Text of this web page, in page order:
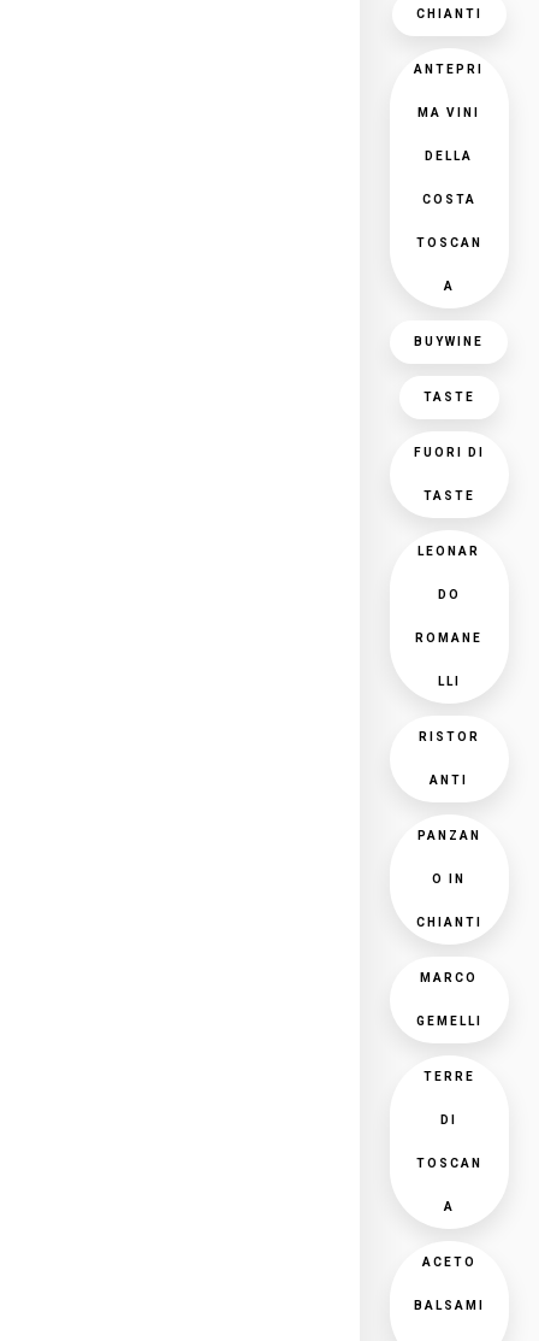
CHIANTI
ANTEPRI
MA VINI
DELLA
COSTA
TOSCAN
A
BUYWINE
TASTE
FUORI DI
TASTE
LEONAR
DO
ROMANE
LLI
RISTOR
ANTI
PANZAN
O IN
CHIANTI
MARCO
GEMELLI
TERRE
DI
TOSCAN
A
ACETO
BALSAMI